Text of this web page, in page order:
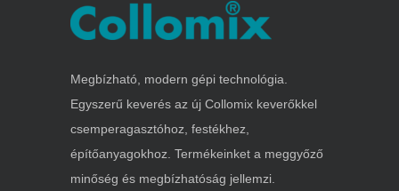
Megbízható, modern gépi technológia.
Egyszerű keverés az új Collomix keverőkkel
csemperagasztóhoz, festékhez,
építőanyagokhoz. Termékeinket a meggyőző
minőség és megbízhatóság jellemzi.